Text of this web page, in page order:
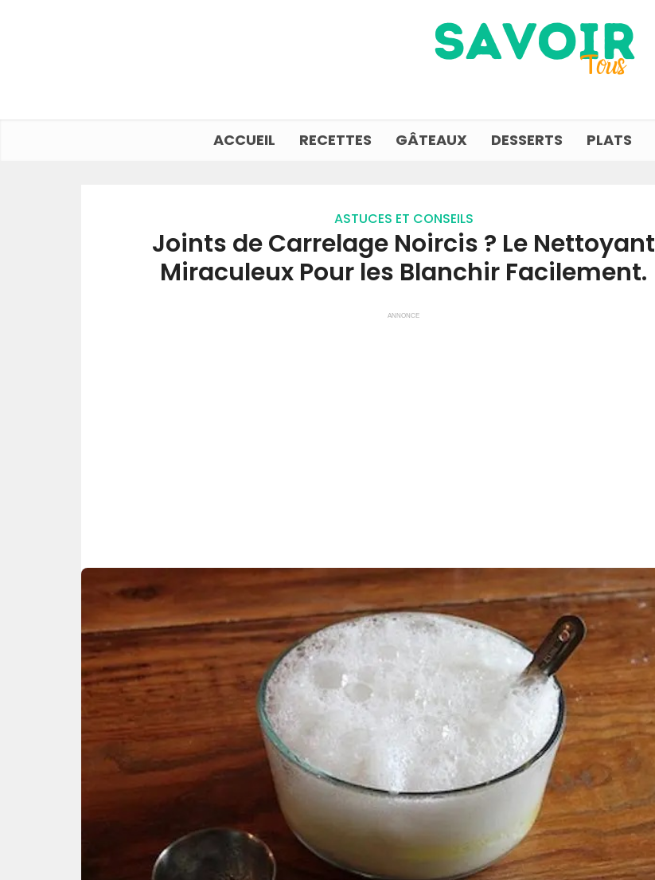
ACCUEIL RECETTES GÂTEAUX DESSERTS PLATS
ASTUCES ET CONSEILS
Joints de Carrelage Noircis ? Le Nettoyant
Miraculeux Pour les Blanchir Facilement.
ANNONCE